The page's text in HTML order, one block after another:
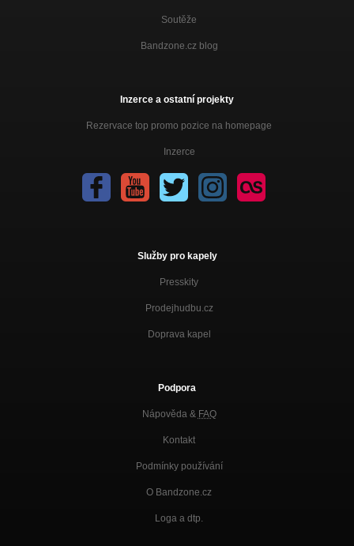
Soutěže
Bandzone.cz blog
Inzerce a ostatní projekty
Rezervace top promo pozice na homepage
Inzerce
Služby pro kapely
Presskity
Prodejhudbu.cz
Doprava kapel
Podpora
Nápověda & FAQ
Kontakt
Podmínky používání
O Bandzone.cz
Loga a dtp.